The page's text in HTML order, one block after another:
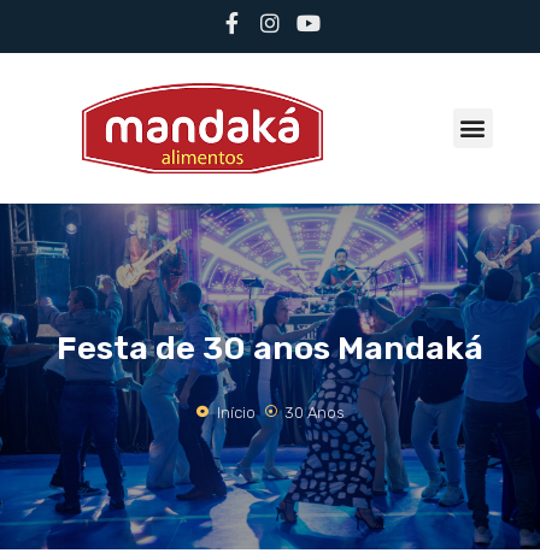
Festa de 30 anos Mandaká
Início 30 Anos